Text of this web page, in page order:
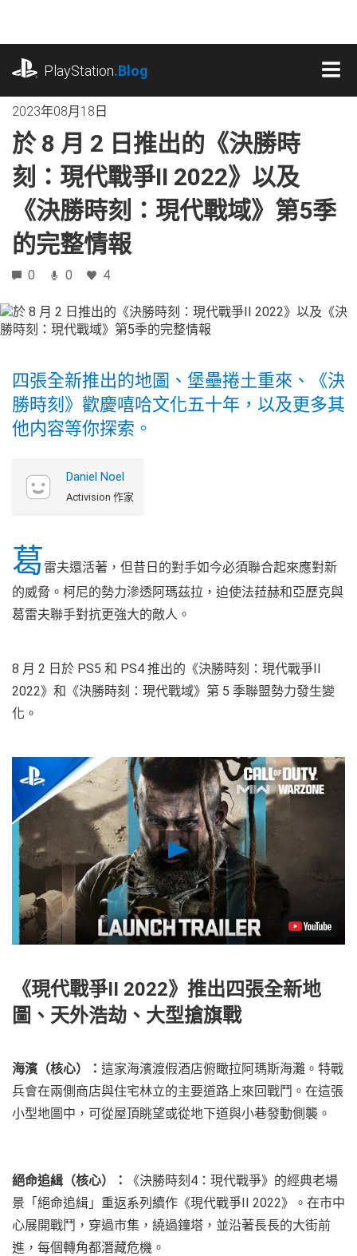
內
PlayStation.Blog
2023年08月18日
於 8 月 2 日推出的《決勝時
刻：現代戰爭II 2022》以及
《決勝時刻：現代戰域》第5季
的完整情報
0 0 4
四張全新推出的地圖、堡壘捲土重來、《決
勝時刻》歡慶嘻哈文化五十年，以及更多其
他内容等你探索。
Daniel Noel
Activision 作家
葛雷夫還活著，但昔日的對手如今必須聯合起來應對新
的威脅。柯尼的勢力滲透阿瑪茲拉，迫使法菈赫和亞歷克與
葛雷夫聯手對抗更強大的敵人。
8 月 2 日於 PS5 和 PS4 推出的 《決勝時刻：現代戰爭II
2022》和 《決勝時刻：現代戰域》第 5 季聯盟勢力發生變
化。
Play
Video
《現代戰爭II 2022》推出四張全新地
圖、天外浩劫、大型搶旗戰
海濱（核心）： 這家海濱渡假酒店俯瞰拉阿瑪斯海灘。特戰
兵會在兩側商店與住宅林立的主要道路上來回戰鬥。在這張
小型地圖中，可從屋頂眺望或從地下道與小巷發動側襲。
絕命追緝（核心）：
《決勝時刻4：現代戰爭》的經典老場
景「絕命追緝」重返系列續作《現代戰爭II 2022》。在市中
心展開戰鬥，穿過市集，繞過鐘塔，並沿著長長的大街前
進，每個轉角都潛藏危機。